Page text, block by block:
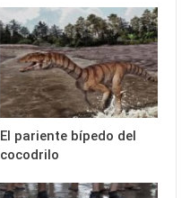
El pariente bípedo del
cocodrilo